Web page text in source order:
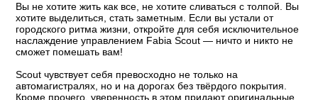
Вы не хотите жить как все, не хотите сливаться с толпой. Вы
хотите выделиться, стать заметным. Если вы устали от
городского ритма жизни, откройте для себя исключительное
наслаждение управлением Fabia Scout — ничто и никто не
сможет помешать вам!
Scout чувствует себя превосходно не только на
автомагистралях, но и на дорогах без твёрдого покрытия.
Кроме прочего, уверенность в этом придают оригинальные